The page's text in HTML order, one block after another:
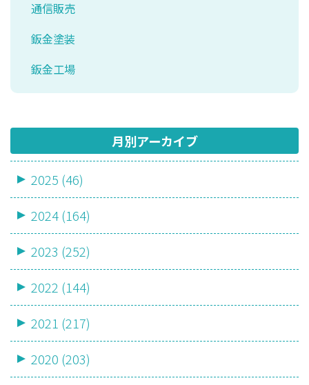
通信販売
鈑金塗装
鈑金工場
月別アーカイブ
2025 (46)
2024 (164)
2023 (252)
2022 (144)
2021 (217)
2020 (203)